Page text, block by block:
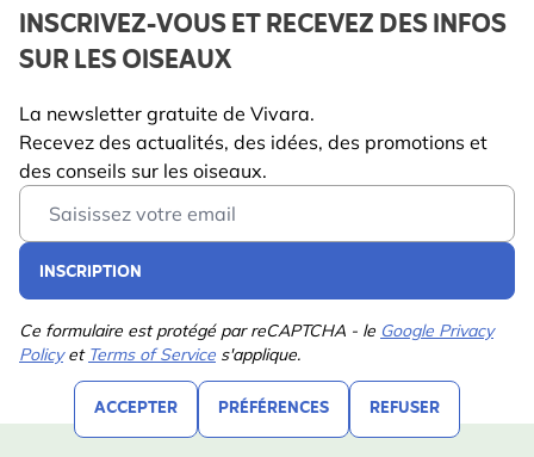
ACCEPTER PRÉFÉRENCES REFUSER
INSCRIVEZ-VOUS ET RECEVEZ DES INFOS
SUR LES OISEAUX
La newsletter gratuite de Vivara.
Recevez des actualités, des idées, des promotions et
des conseils sur les oiseaux.
Email Address
INSCRIPTION
Ce formulaire est protégé par reCAPTCHA - le Google Privacy
Policyet Terms of Service s'applique.